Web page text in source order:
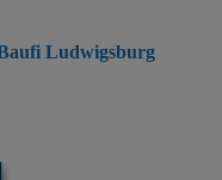
Ludwigsburg